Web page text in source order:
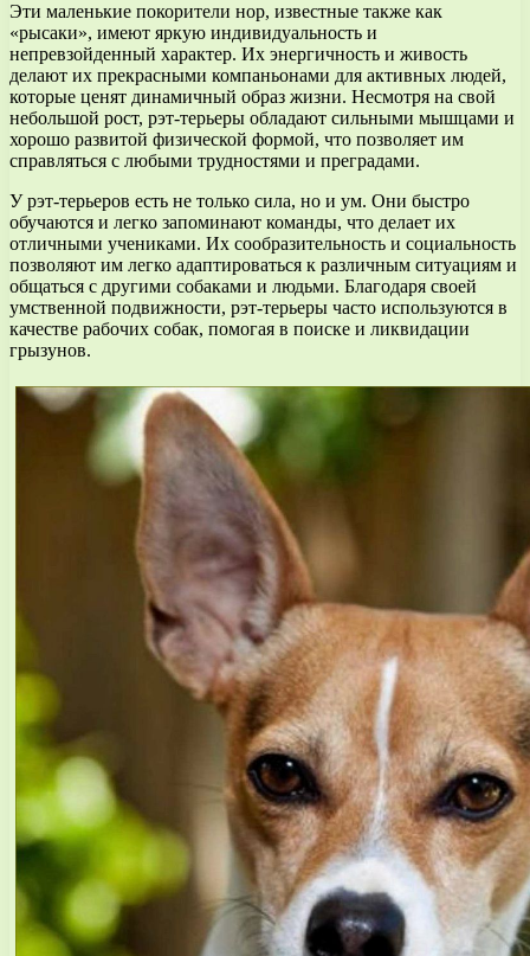
Эти маленькие покорители нор, известные также как
«рысаки», имеют яркую индивидуальность и
непревзойденный характер. Их энергичность и живость
делают их прекрасными компаньонами для активных людей,
которые ценят динамичный образ жизни. Несмотря на свой
небольшой рост, рэт-терьеры обладают сильными мышцами и
хорошо развитой физической формой, что позволяет им
справляться с любыми трудностями и преградами.
У рэт-терьеров есть не только сила, но и ум. Они быстро
обучаются и легко запоминают команды, что делает их
отличными учениками. Их сообразительность и социальность
позволяют им легко адаптироваться к различным ситуациям и
общаться с другими собаками и людьми. Благодаря своей
умственной подвижности, рэт-терьеры часто используются в
качестве рабочих собак, помогая в поиске и ликвидации
грызунов.